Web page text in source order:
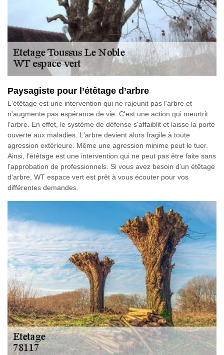
Paysagiste pour l’étêtage d’arbre
L'étêtage est une intervention qui ne rajeunit pas l'arbre et
n'augmente pas espérance de vie. C'est une action qui meurtrit
l'arbre. En effet, le système de défense s'affaiblit et laisse la porte
ouverte aux maladies. L'arbre devient alors fragile à toute
agression extérieure. Même une agression minime peut le tuer.
Ainsi, l’étêtage est une intervention qui ne peut pas être faite sans
l’approbation de professionnels. Si vous avez besoin d'un étêtage
d'arbre, WT espace vert est prêt à vous écouter pour vos
différentes demandes.